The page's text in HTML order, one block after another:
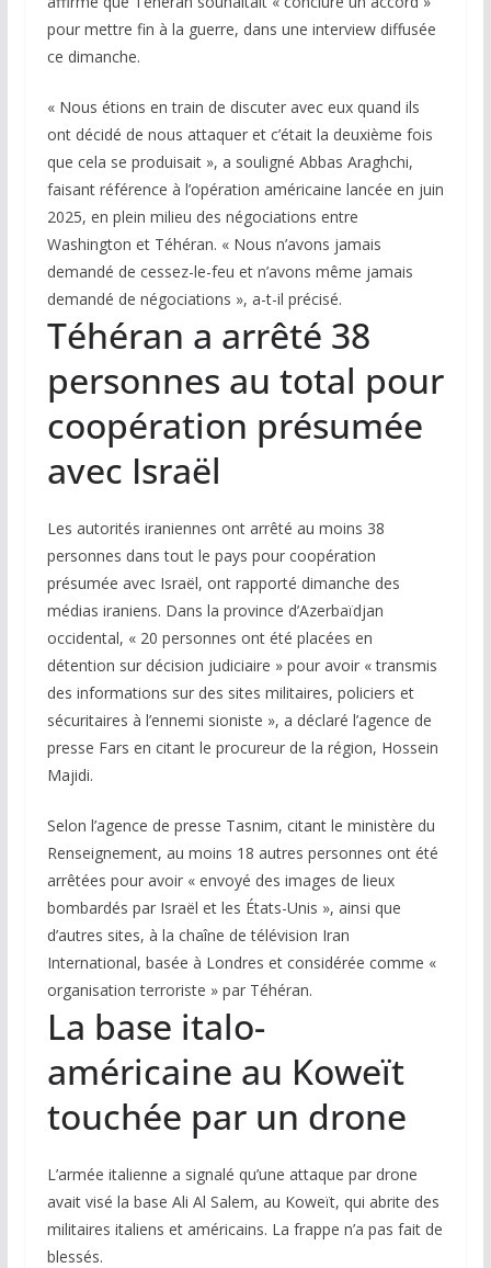
pour mettre fin à la guerre, dans une interview diffusée
ce dimanche.
« Nous étions en train de discuter avec eux quand ils
ont décidé de nous attaquer et c’était la deuxième fois
que cela se produisait », a souligné Abbas Araghchi,
faisant référence à l’opération américaine lancée en juin
2025, en plein milieu des négociations entre
Washington et Téhéran. « Nous n’avons jamais
demandé de cessez-le-feu et n’avons même jamais
demandé de négociations », a-t-il précisé.
Téhéran a arrêté 38
personnes au total pour
coopération présumée
avec Israël
Les autorités iraniennes ont arrêté au moins 38
personnes dans tout le pays pour coopération
présumée avec Israël, ont rapporté dimanche des
médias iraniens. Dans la province d’Azerbaïdjan
occidental, « 20 personnes ont été placées en
détention sur décision judiciaire » pour avoir « transmis
des informations sur des sites militaires, policiers et
sécuritaires à l’ennemi sioniste », a déclaré l’agence de
presse Fars en citant le procureur de la région, Hossein
Majidi.
Selon l’agence de presse Tasnim, citant le ministère du
Renseignement, au moins 18 autres personnes ont été
arrêtées pour avoir « envoyé des images de lieux
bombardés par Israël et les États-Unis », ainsi que
d’autres sites, à la chaîne de télévision Iran
International, basée à Londres et considérée comme «
organisation terroriste » par Téhéran.
La base italo-
américaine au Koweït
touchée par un drone
L’armée italienne a signalé qu’une attaque par drone
avait visé la base Ali Al Salem, au Koweït, qui abrite des
militaires italiens et américains. La frappe n’a pas fait de
blessés.